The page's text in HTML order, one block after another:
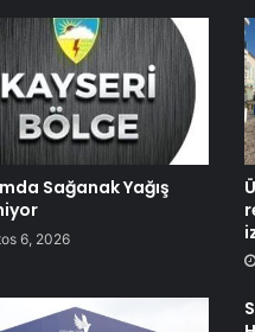
Sağanak Yağış
6, 2026